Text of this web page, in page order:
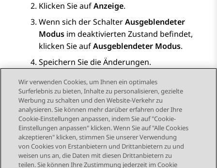
Klicken Sie aufAnzeige.
Wenn sich der SchalterAusgeblendeter
Modus im deaktivierten Zustand befindet,
klicken Sie aufAusgeblendeter Modus.
Speichern Sie die Änderungen.
Send Feedback
Themennavigation
Vorheriges Thema Nächstes Thema
Wir verwenden Cookies, um Ihnen ein optimales
Surferlebnis zu bieten, Inhalte zu personalisieren, gezielte
Werbung zu schalten und den Website-Verkehr zu
analysieren. Sie können mehr darüber erfahren oder Ihre
Cookie-Einstellungen anpassen, indem Sie auf "Cookie-
Einstellungen anpassen" klicken. Wenn Sie auf "Alle Cookies
akzeptieren" klicken, stimmen Sie unserer Verwendung
von Cookies von Erstanbietern und Drittanbietern zu und
weisen uns an, die Daten mit diesen Drittanbietern zu
teilen. Sie können Ihre Zustimmung jederzeit im Cookie